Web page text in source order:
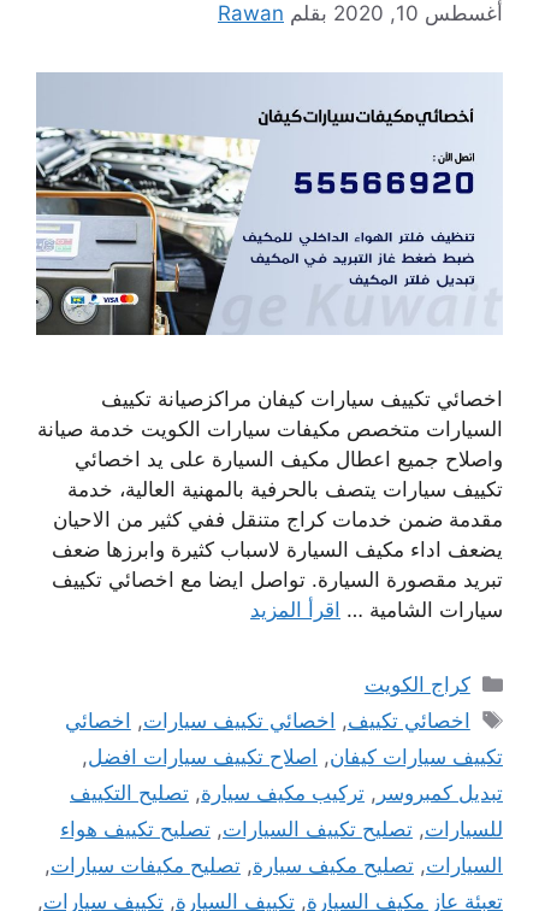
أغسطس 10, 2020 بقلم Rawan
اخصائي تكييف سيارات كيفان مراكزصيانة تكييف
السيارات متخصص مكيفات سيارات الكويت خدمة صيانة
واصلاح جميع اعطال مكيف السيارة على يد اخصائي
تكييف سيارات يتصف بالحرفية بالمهنية العالية، خدمة
مقدمة ضمن خدمات كراج متنقل ففي كثير من الاحيان
يضعف اداء مكيف السيارة لاسباب كثيرة وابرزها ضعف
تبريد مقصورة السيارة. تواصل ايضا مع اخصائي تكييف
سيارات الشامية … اقرأ المزيد
التصنيفات
كراج الكويت
الوسوم
اخصائي تكييف, اخصائي تكييف سيارات, اخصائي
تكييف سيارات كيفان, اصلاح تكييف سيارات افضل,
تبديل كمبروسر , تركيب مكيف سيارة, تصليح التكييف
للسيارات, تصليح تكييف السيارات, تصليح تكييف هواء
السيارات, تصليح مكيف سيارة, تصليح مكيفات سيارات,
تعبئة عاز مكيف السيارة, تكييف السيارة, تكييف سيارات,